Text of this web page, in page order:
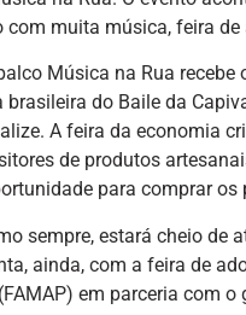
com muita música, feira
Música na Rua
do Baile da
A feira da economia
de produtos
para comprar
sempre, estará cheio
ainda, com a feira de
em parceria com